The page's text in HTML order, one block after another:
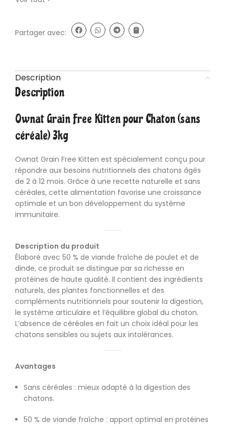
Partager avec:
Description
Description
Ownat Grain Free Kitten pour Chaton (sans
céréale) 3kg
Ownat Grain Free Kitten est spécialement conçu pour
répondre aux besoins nutritionnels des chatons âgés
de 2 à 12 mois. Grâce à une recette naturelle et sans
céréales, cette alimentation favorise une croissance
optimale et un bon développement du système
immunitaire.
Description du produit
Élaboré avec 50 % de viande fraîche de poulet et de
dinde, ce produit se distingue par sa richesse en
protéines de haute qualité. Il contient des ingrédients
naturels, des plantes fonctionnelles et des
compléments nutritionnels pour soutenir la digestion,
le système articulaire et l’équilibre global du chaton.
L’absence de céréales en fait un choix idéal pour les
chatons sensibles ou sujets aux intolérances.
Avantages
Sans céréales : mieux adapté à la digestion des
chatons.
50 % de viande fraîche : apport optimal en protéines